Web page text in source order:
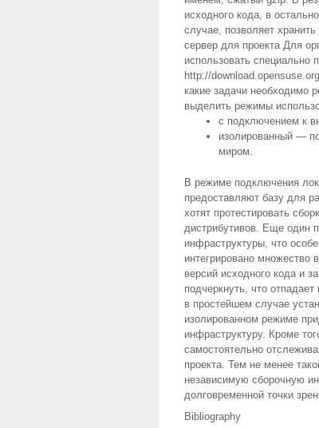
исходного кода, в
случае, позволяет
сервер для проекта Для
использовать специально
http://
какие задачи необходимо
выделить режимы
с подключением к
изолированный —
миром.
В режиме подключения
предоставляют базу для
хотят протестировать
дистрибутивов. Еще один
инфраструктуры, что
интегрировано множество
версий исходного кода и
подчеркнуть, что
в простейшем случае
изолированном режиме
инфраструктуру. Кроме
самостоятельно
проекта. Тем не менее
независимую сборочную
долговременной точки
Bibliography